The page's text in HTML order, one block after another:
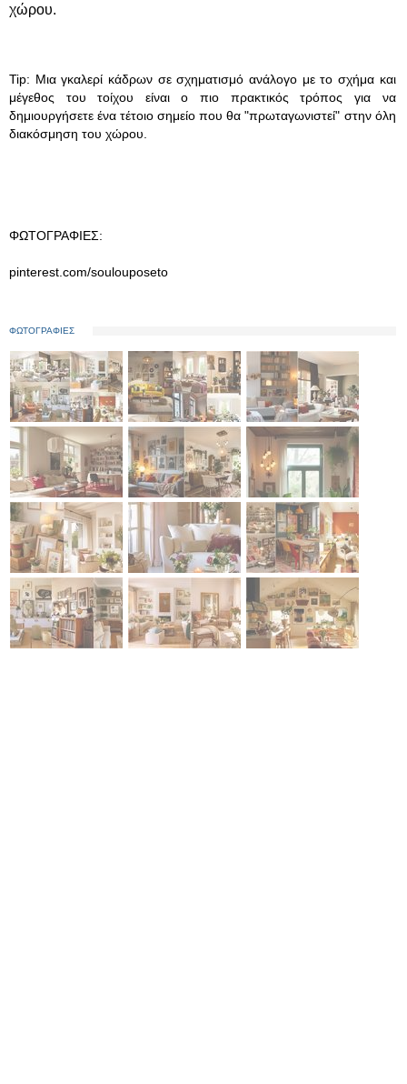
χώρου.
Tip: Μια γκαλερί κάδρων σε σχηματισμό ανάλογο με το σχήμα και
μέγεθος του τοίχου είναι ο πιο πρακτικός τρόπος για να
δημιουργήσετε ένα τέτοιο σημείο που θα "πρωταγωνιστεί" στην όλη
διακόσμηση του χώρου.
ΦΩΤΟΓΡΑΦΙΕΣ:
pinterest.com/soulouposeto
ΦΩΤΟΓΡΑΦΙΕΣ